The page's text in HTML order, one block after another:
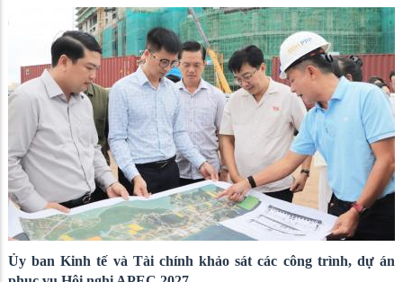
Ủy ban Kinh tế và Tài chính khảo sát các công trình, dự án